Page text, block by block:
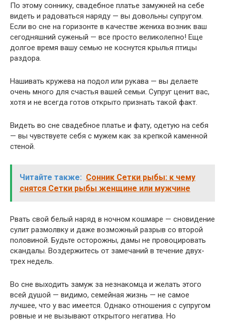
По этому соннику, свадебное платье замужней на себе
видеть и радоваться наряду — вы довольны супругом.
Если во сне на горизонте в качестве жениха возник ваш
сегодняшний суженый — все просто великолепно! Еще
долгое время вашу семью не коснутся крылья птицы
раздора.
Нашивать кружева на подол или рукава — вы делаете
очень много для счастья вашей семьи. Супруг ценит вас,
хотя и не всегда готов открыто признать такой факт.
Видеть во сне свадебное платье и фату, одетую на себя
— вы чувствуете себя с мужем как за крепкой каменной
стеной.
Читайте также: Сонник Сетки рыбы: к чему
снятся Сетки рыбы женщине или мужчине
Рвать свой белый наряд в ночном кошмаре — сновидение
сулит размолвку и даже возможный разрыв со второй
половиной. Будьте осторожны, дамы не провоцировать
скандалы. Воздержитесь от замечаний в течение двух-
трех недель.
Во сне выходить замуж за незнакомца и желать этого
всей душой — видимо, семейная жизнь — не самое
лучшее, что у вас имеется. Однако отношения с супругом
ровные и не вызывают открытого негатива. Но